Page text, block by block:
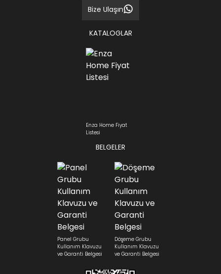
Bize Ulaşın
KATALOGLAR
Enza Home Fiyat
Listesi
BELGELER
Panel Grubu
Kullanım Klavuzu
ve Garanti Belgesi
Döşeme Grubu
Kullanım Klavuzu
ve Garanti Belgesi